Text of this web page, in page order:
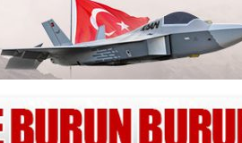
Leader of the Future Finalisti Oldu
Sterline Apollo’ya Satılıyor
Kabin Ekipleri ve Yer Hizmeti
iki FAM Trip